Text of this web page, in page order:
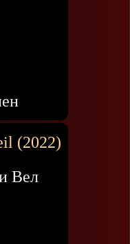
(2022)
Вел